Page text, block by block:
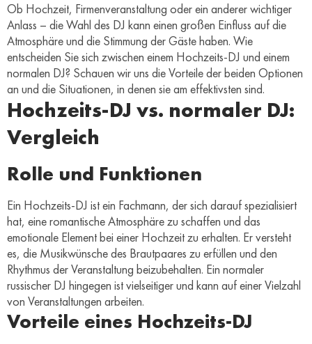
Ob Hochzeit, Firmenveranstaltung oder ein anderer wichtiger
Anlass – die Wahl des DJ kann einen großen Einfluss auf die
Atmosphäre und die Stimmung der Gäste haben. Wie
entscheiden Sie sich zwischen einem Hochzeits-DJ und einem
normalen DJ? Schauen wir uns die Vorteile der beiden Optionen
an und die Situationen, in denen sie am effektivsten sind.
Hochzeits-DJ vs. normaler DJ:
Vergleich
Rolle und Funktionen
Ein Hochzeits-DJ ist ein Fachmann, der sich darauf spezialisiert
hat, eine romantische Atmosphäre zu schaffen und das
emotionale Element bei einer Hochzeit zu erhalten. Er versteht
es, die Musikwünsche des Brautpaares zu erfüllen und den
Rhythmus der Veranstaltung beizubehalten. Ein normaler
russischer DJ hingegen ist vielseitiger und kann auf einer Vielzahl
von Veranstaltungen arbeiten.
Vorteile eines Hochzeits-DJ